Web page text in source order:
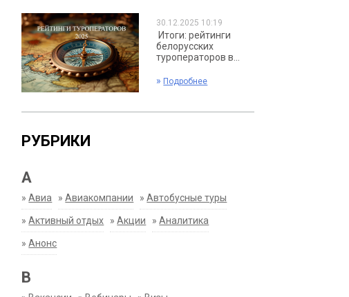
30.12.2025 10:19
Итоги: рейтинги
белорусских
туроператоров в...
» Подробнее
РУБРИКИ
А
»Авиа »Авиакомпании »Автобусные туры
»Активный отдых »Акции »Аналитика
»Анонс
В